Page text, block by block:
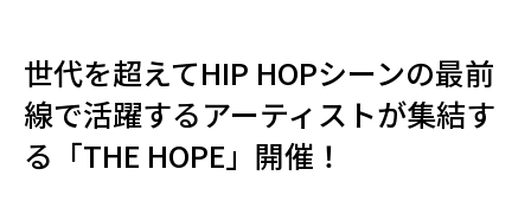
世代を超えてHIP HOPシーンの最前
線で活躍するアーティストが集結す
る「THE HOPE」開催！